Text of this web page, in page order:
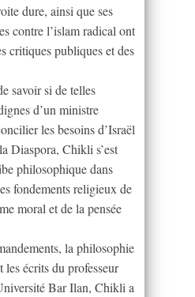
dure, ainsi que ses
contre l’islam radical ont
critiques publiques et des
savoir si de telles
d’un ministre
les besoins d’Israël
Diaspora, Chikli s’est
philosophique dans
fondements religieux de
moral et de la pensée
la philosophie
écrits du professeur
Bar Ilan, Chikli a